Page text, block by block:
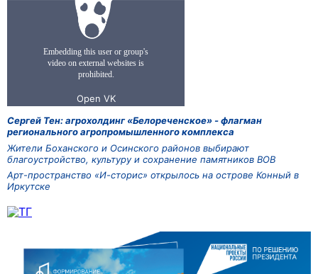
Сергей Тен: агрохолдинг «Белореченское» - флагман
регионального агропромышленного комплекса
Жители Боханского и Осинского районов выбирают
благоустройство, культуру и сохранение памятников ВОВ
Арт-пространство «И-сторис» открылось на острове Конный в
Иркутске